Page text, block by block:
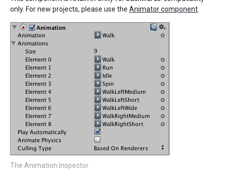
only. For new projects, please use the Animator component
The Animation Inspector